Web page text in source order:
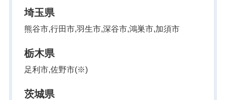
埼玉県
熊谷市,行田市,羽生市,深谷市,鴻巣市,加須市
栃木県
足利市,佐野市(※)
茨城県